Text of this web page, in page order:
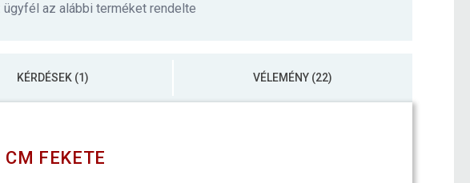
ügyfél az alábbi terméket rendelte
KÉRDÉSEK (1) VÉLEMÉNY (22)
FEKETE